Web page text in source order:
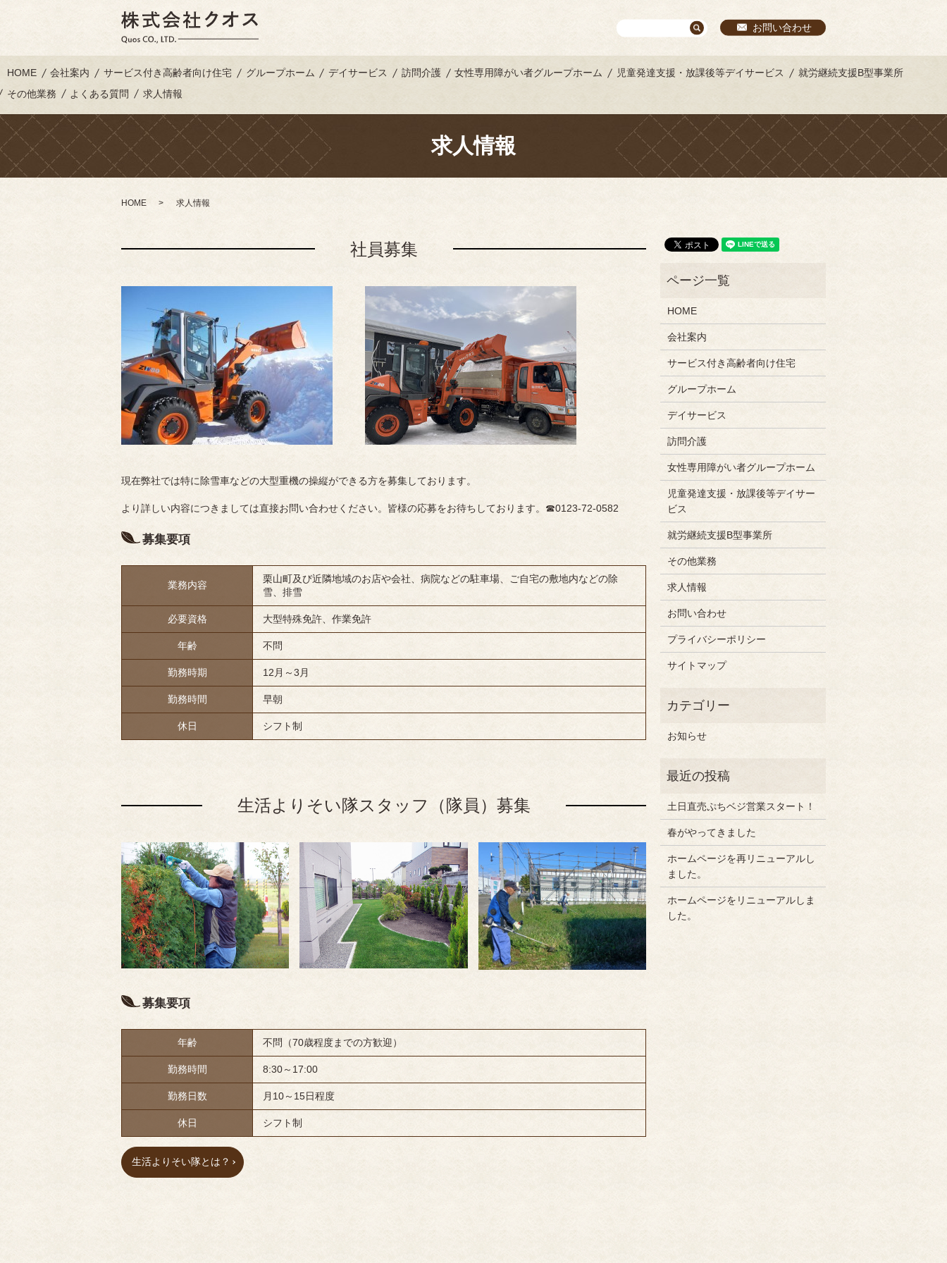
お問い合わせ
HOME 会社案内 サービス付き高齢者向け住宅 グループホーム デイサービス 訪問介護 女性専用障がい者グループホーム 児童発達支援・放課後等デイサービス
就労継続支援B型事業所
その他業務
よくある質問 求人情報
求人情報
HOME 求人情報
社員募集
現在弊社では特に除雪車などの大型重機の操縦ができる方を募集しております。
より詳しい内容につきましては直接お問い合わせください。皆様の応募をお待ちしております。☎0123-72-0582
募集要項
業務内容
栗山町及び近隣地域のお店や会社、病院などの駐車場、ご自宅の敷地内などの除
雪、排雪
必要資格 大型特殊免許、作業免許
年齢 不問
勤務時期 12月～3月
勤務時間 早朝
休日 シフト制
生活よりそい隊スタッフ（隊員）募集
募集要項
年齢 不問（70歳程度までの方歓迎）
勤務時間 8:30～17:00
勤務日数 月10～15日程度
休日 シフト制
生活よりそい隊とは？
HOME
会社案内
サービス付き高齢者向け住宅
グループホーム
デイサービス
訪問介護
女性専用障がい者グループホーム
児童発達支援・放課後等デイサー
ビス
就労継続支援B型事業所
その他業務
求人情報
お問い合わせ
プライバシーポリシー
サイトマップ
お知らせ
土日直売ぷちベジ営業スタート！
春がやってきました
ホームページを再リニューアルし
ました。
ホームページをリニューアルしま
した。